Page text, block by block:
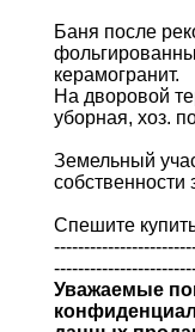
Баня после
керамогранит.
На дворовой
уборная, хоз.
Земельный
собственности
Спешите
Уважаемые